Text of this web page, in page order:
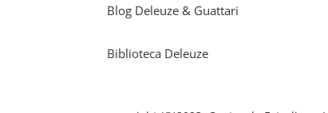
Blog Deleuze & Guattari
Biblioteca Deleuze